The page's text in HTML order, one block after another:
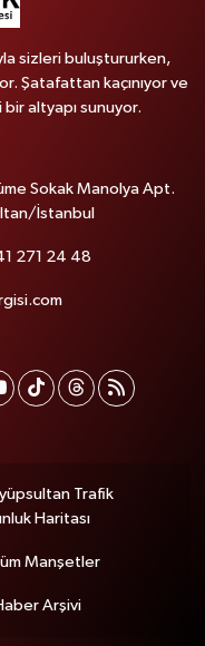
sizleri buluştururken,
Şatafattan kaçınıyor ve
altyapı sunuyor.
Sokak Manolya Apt.
İstanbul
271 24 48
Trafik
Haritası
Manşetler
Arşivi